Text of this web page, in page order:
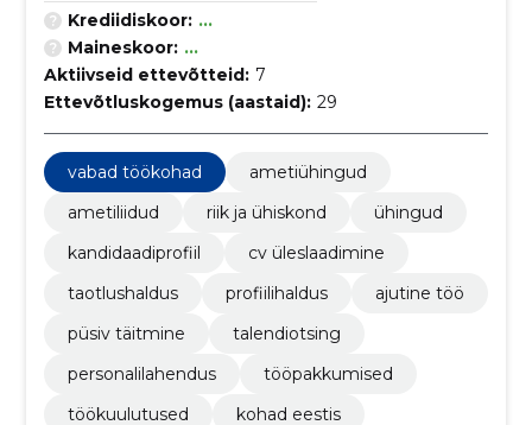
Krediidiskoor: ...
Maineskoor: ...
Aktiivseid ettevõtteid: 7
Ettevõtluskogemus (aastaid): 29
vabad töökohad
ametiühingud
ametiliidud
riik ja ühiskond
ühingud
kandidaadiprofiil
cv üleslaadimine
taotlushaldus
profiilihaldus
ajutine töö
püsiv täitmine
talendiotsing
personalilahendus
tööpakkumised
töökuulutused
kohad eestis